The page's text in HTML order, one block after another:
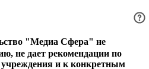
"Медиа Сфера" не
не дает рекомендации по
и к конкретным